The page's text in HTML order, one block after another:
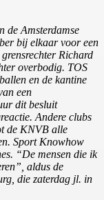
de Amsterdamse
bij elkaar voor een
Richard
overbodig. TOS
en de kantine
een
dit besluit
Andere clubs
de KNVB alle
Sport Knowhow
“De mensen die ik
aldus de
die zaterdag jl. in